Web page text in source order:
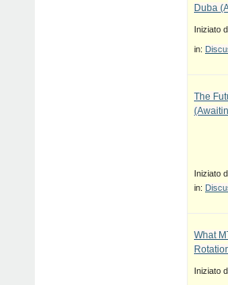
Duba
Iniziato
in:
The
Iniziato
in:
What
Iniziato